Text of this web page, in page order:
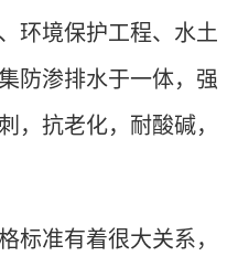
环境保护工程、水土
集 防渗排水于一体，强
，抗老化，耐酸碱，
标准有着很大关系，